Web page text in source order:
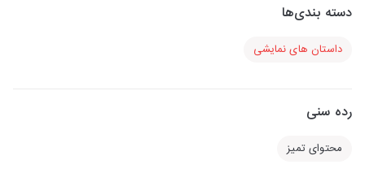
دسته بندی‌ها
داستان های نمایشی
رده سنی
محتوای تمیز